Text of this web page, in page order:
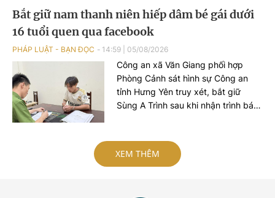
Bắt giữ nam thanh niên hiếp dâm bé gái dưới
16 tuổi quen qua facebook
PHÁP LUẬT - BẠN ĐỌC 14:59 05/08/2026
Công an xã Văn Giang phối hợp
Phòng Cảnh sát hình sự Công an
tỉnh Hưng Yên truy xét, bắt giữ
Sùng A Trình sau khi nhận trình báo
XEM THÊM